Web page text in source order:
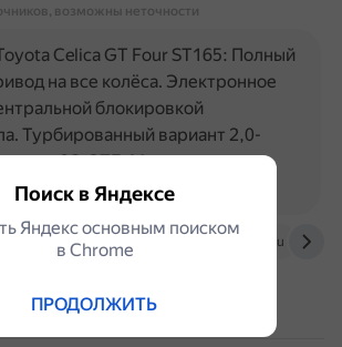
возможны неточности
ru.ruwiki.ru www.drive2.ru
Celica GT Four ST165: Полный
на все колёса. Электронное
блокировкой
Турбированный вариант 2,0-
3S-GTE. Мощность
л.с. (142 кВт…
Поиск в Яндексе
Яндекс основным поиском
в Сhrome
ПРОДОЛЖИТЬ